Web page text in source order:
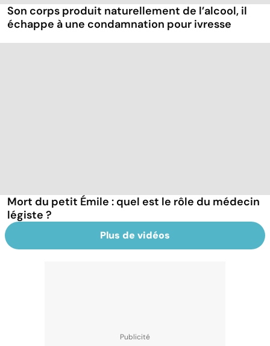
Son corps produit naturellement de l’alcool, il
échappe à une condamnation pour ivresse
Mort du petit Émile : quel est le rôle du médecin
légiste ?
Plus de vidéos